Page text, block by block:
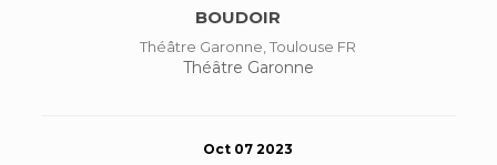
BOUDOIR
Théâtre Garonne, Toulouse FR
Théâtre Garonne
Oct 07 2023